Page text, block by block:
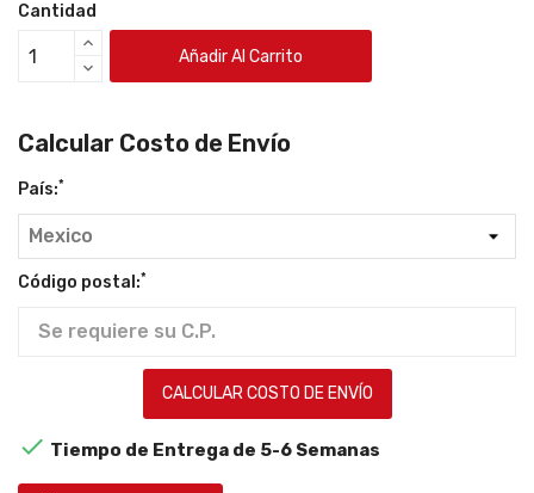
Cantidad
Añadir Al Carrito
Calcular Costo de Envío
País:*
Código postal:*
CALCULAR COSTO DE ENVÍO
 Tiempo de Entrega de 5-6 Semanas